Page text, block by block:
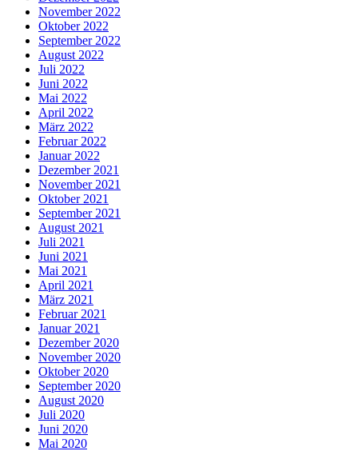
November 2022
Oktober 2022
September 2022
August 2022
Juli 2022
Juni 2022
Mai 2022
April 2022
März 2022
Februar 2022
Januar 2022
Dezember 2021
November 2021
Oktober 2021
September 2021
August 2021
Juli 2021
Juni 2021
Mai 2021
April 2021
März 2021
Februar 2021
Januar 2021
Dezember 2020
November 2020
Oktober 2020
September 2020
August 2020
Juli 2020
Juni 2020
Mai 2020